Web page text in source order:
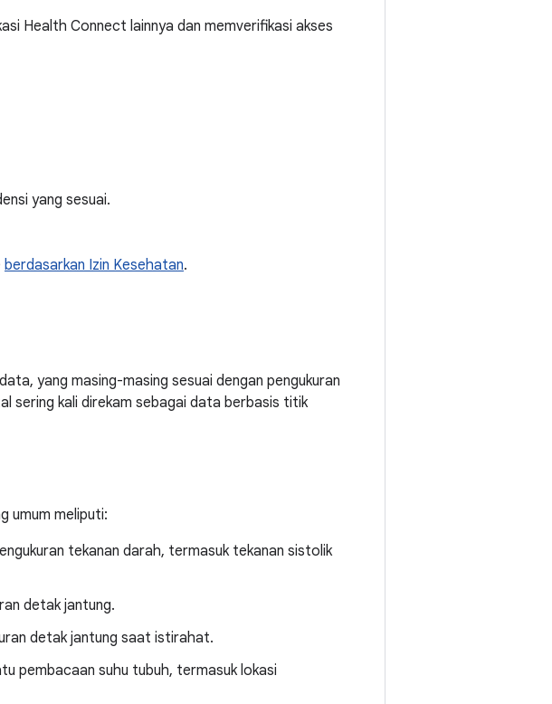
Health Connect lainnya dan memverifikasi akses
yang sesuai.
berdasarkan Izin Kesehatan.
yang masing-masing sesuai dengan pengukuran
sering kali direkam sebagai data berbasis titik
umum meliputi:
tekanan darah, termasuk tekanan sistolik
detak jantung.
detak jantung saat istirahat.
pembacaan suhu tubuh, termasuk lokasi